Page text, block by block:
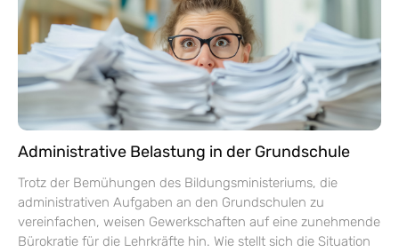
Administrative Belastung in der Grundschule
Trotz der Bemühungen des Bildungsministeriums, die
administrativen Aufgaben an den Grundschulen zu
vereinfachen, weisen Gewerkschaften auf eine zunehmende
Bürokratie für die Lehrkräfte hin. Wie stellt sich die Situation